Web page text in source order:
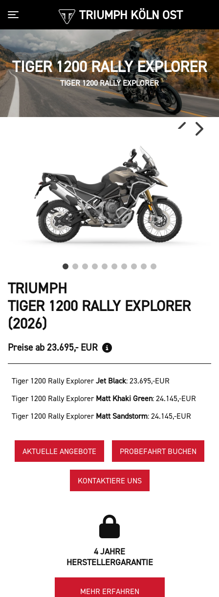
TRIUMPH KÖLN OST
Toggle navigation
TIGER 1200 RALLY EXPLORER
TIGER 1200 RALLY EXPLORER
TRIUMPH
TIGER 1200 RALLY EXPLORER
(2026)
Preise ab 23.695,- EUR
Tiger 1200 Rally ExplorerJet Black: 23.695,-EUR
Tiger 1200 Rally Explorer Matt Khaki Green: 24.145,-EUR
Tiger 1200 Rally Explorer Matt Sandstorm: 24.145,-EUR
PROBEFAHRT BUCHEN
AKTUELLE ANGEBOTE
KONTAKTIERE UNS
4 JAHRE
HERSTELLERGARANTIE
MEHR ERFAHREN